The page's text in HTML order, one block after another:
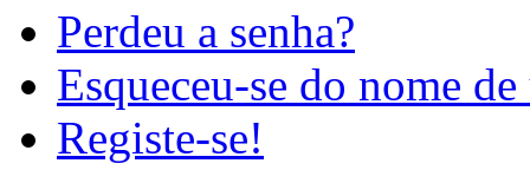
Perdeu a senha?
Esqueceu-se do nome
Registe-se!